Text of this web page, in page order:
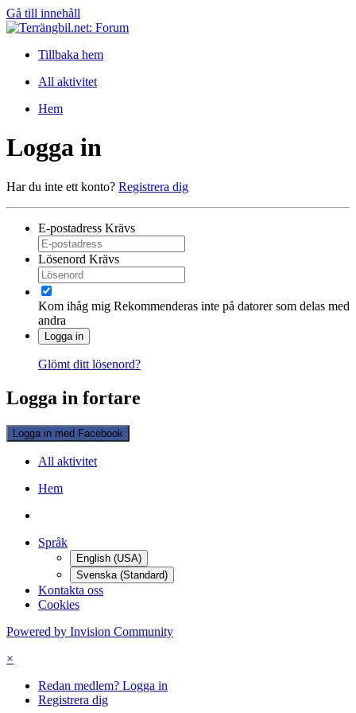
Gå till innehåll
Tillbaka hem
All aktivitet
Hem
Logga in
Har du inte ett konto? Registrera dig
E-postadress Krävs
Lösenord Krävs
Kom ihåg mig Rekommenderas inte på datorer som delas med
andra
Logga in
Glömt ditt lösenord?
Logga in fortare
Logga in med Facebook
All aktivitet
Hem
Språk
English (USA)
Svenska (Standard)
Kontakta oss
Cookies
Powered by Invision Community
×
Redan medlem? Logga in
Registrera dig